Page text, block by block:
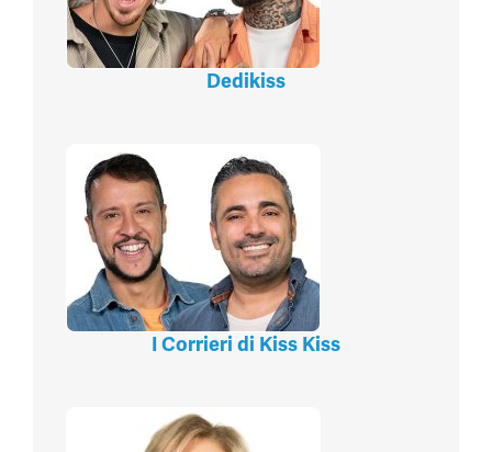
Dedikiss
I Corrieri di Kiss Kiss